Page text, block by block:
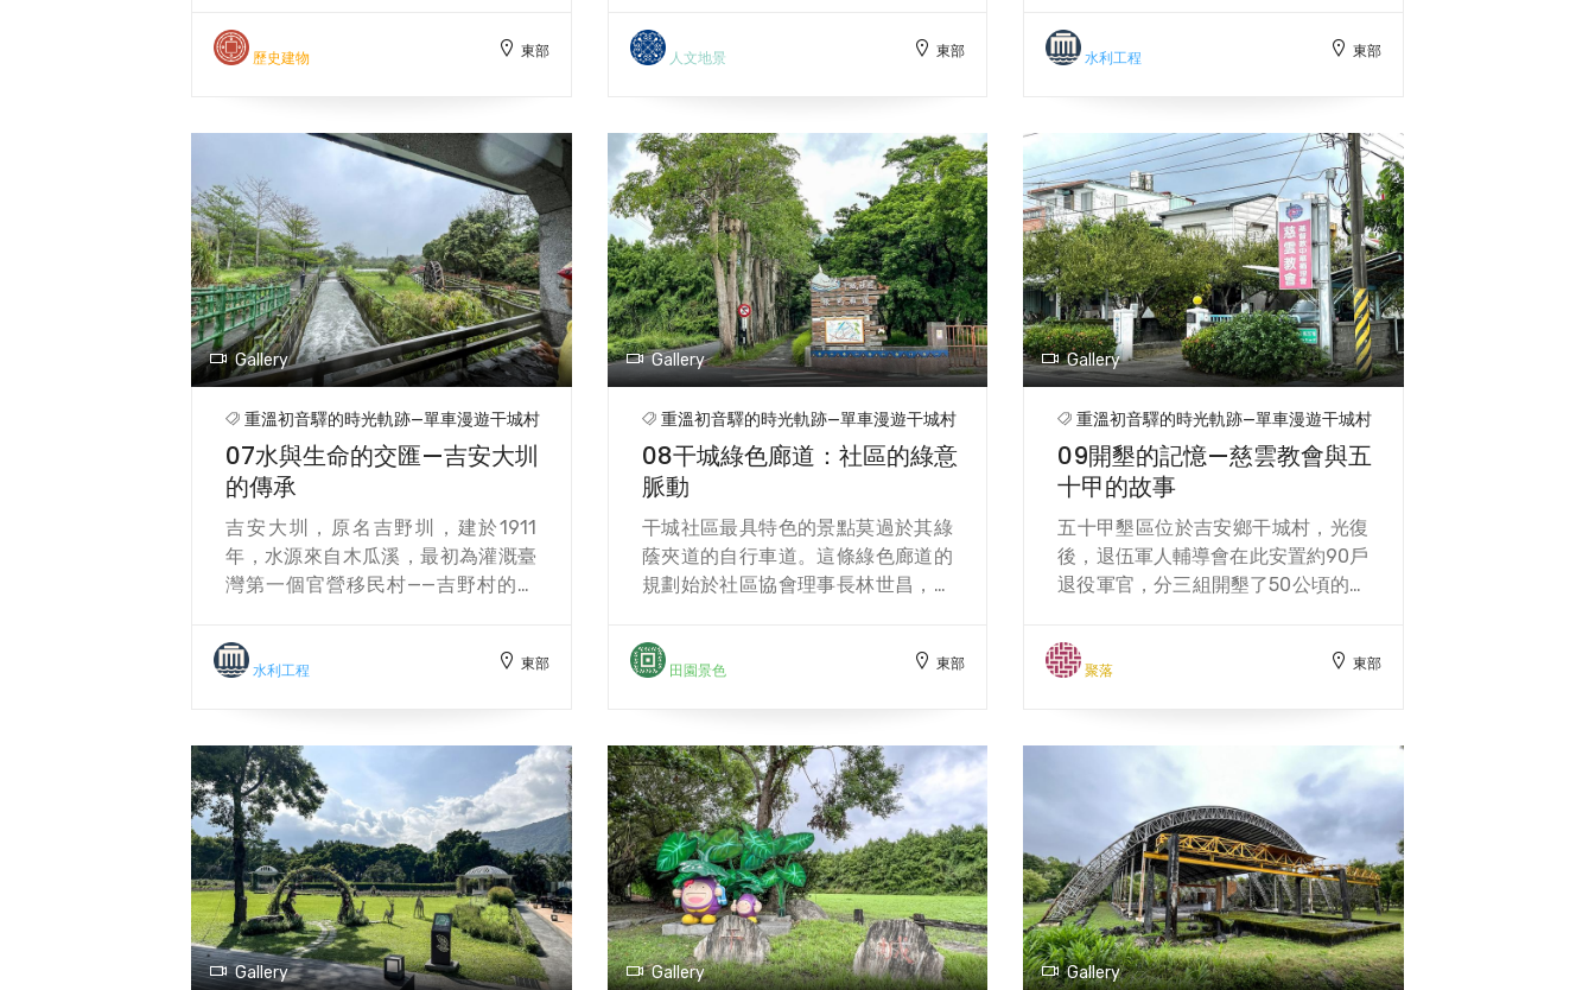
了觀光活力。公園的日常維護由干城
社區發展協會負責，使這片歷史與自
點。
「能高越橫斷道路基點」已不復存
在，但吉安鄉公所在此立了一座「能
修築時發現的1925年立水準點石碑，
作為當時測繪與道路建設的重要歷史
見證。
的東西兩側。日治時期，這條道路被
整治為警備道路，成為台灣第一條東
部的初音與西部的霧社。這條道路不
僅具有歷史意義，還成為1950年代台
電輸送東部電力到西部的重要路徑。
開鑿記念碑」與「殉職者之碑」。這
兩座紀念碑原先分立於臺九丙線道路
碑」前方，兩碑合併成為一處紀念地
標。 橫斷道路開鑿記念碑記載了這條
道路的修建過程。碑文記述了1917年
9月開始修築、1918年1月竣工的詳細
歷程，參與修路的工人多達3.6萬
人，警備員則有8500名，耗資4萬2
千圓。這條橫斷道路連接初音與奇萊
主山，見證了日治時期的重要開發工
程。殉職者之碑則用以紀念那些在修
員。碑文簡潔而莊重，記載了殉職者
的姓名，以表達對他們的尊敬與追
悼。 這條橫斷道路後來被命名為「能
高越嶺道」，是臺灣第一條橫越中央
山脈的東西向道路，最初是原住民賽
德克族與太魯閣族的行獵與貿易通
道。1917年，日治政府將其修築為正
道。戰後，中華民國政府延續這條道
路作為電力輸送線，將東部的電力輸
一部分。
歷史建物 東部
車向佛像祈禱，見佛像長期暴露於風
雨中，便募款建造小廟供奉。1996
牲。然而，西寧寺的所在地原為「深
堀神社」，該神社紀念1897年日治初
期深堀安一郎率隊進行中央山脈橫斷
道路及鐵道測量時遇害的事件。深堀
隊於奇萊山失聯，後確認遭遇襲擊被
原住民所擊殺，這段歷史深刻影響了
當地的發展。 西寧寺內供奉的不動明
王來自日治時期。根據文史工作者王
天送的口述，原有兩尊不動明王像，
附近的天王橋。戰後，住在初音的詹
姓人家將太魯閣的不動明王像移至初
音發電廠附近的日本人金子家中，另
一尊則被奉至豐田的碧蓮寺。如今，
西寧寺內供奉的正是來自太魯閣的不
動明王像。 西寧寺內的不動明王雕像
雕工精美，保存良好，是花蓮地區僅
當地重要的歷史文化遺產。2011年，
鄭家後代委託「中華三清弘道學會」
但不動明王像仍保留，見證這座寺廟
的歷史與信仰。
人文地景 東部
完工。吉野圳的水源來自木瓜溪，
1931年和1940年又進行兩次改修，延
成為吉安鄉至今的重要灌溉水源。 不
盡跌水井是1932年吉野圳擴建工程的
一部分，由錦織虎吉題字「不盡」(不
尽)，象徵「川流不息，取之不盡」。
這座跌水井的主要功能是減緩水流衝
擊，對水利調控具有重要價值，並成
為當地水利歷史中的重要標誌。由於
其歷史和文化價值，不盡跌水井被列
為歷史建築，象徵吉安地區農業發展
野圳新增了進水口、沉沙池、排放水
門、隧道及22座跌水井，並在1941年
將部分跌水井改建為初音發電廠（今
台電初英發電廠），發電後的尾水則
繼續用於灌溉，充分展現水利工程的
多功能性。今日，吉野圳與不盡跌水
井見證了吉安鄉的農業發展歷史，現
步其中，體驗這片土地的豐富歷史與
自然風貌。
水利工程 東部
Gallery
重溫初音驛的時光軌跡—單車漫遊干城村
07水與生命的交匯—吉安大圳
的傳承
吉安大圳，原名吉野圳，建於1911
年，水源來自木瓜溪，最初為灌溉臺
灣第一個官營移民村——吉野村的農
1940年的兩次擴建，延長了灌溉範
圍。戰後，吉野村更名為吉安村，吉
蓋面積達2500餘公頃，並局部供應
民生用水，對當地農業發展與居民生
活有著重要影響。 吉安大圳分線的涼
亭位於水圳分線處，涼亭旁設有石
碑，記載了吉安圳的歷史與重要工
程。該地區景色優美，沿著水圳的導
水路兩側林木繁茂，棲息著多種鳥
類、螢火蟲等動植物，生態環境十分
豐富。隨著導水路的老化，圳堤滲漏
水利工程 東部
Gallery
重溫初音驛的時光軌跡—單車漫遊干城村
08干城綠色廊道：社區的綠意
脈動
干城社區最具特色的景點莫過於其綠
蔭夾道的自行車道。這條綠色廊道的
規劃始於社區協會理事長林世昌，他
過快，且鄰近南華國小，急需一條步
行與自行車共用的安全道路。經過多
用。 廊道的建設過程中，地方居民全
程參與，從設計到顏色選擇皆由社區
共同決定，並融合了干城的歷史元
素，如伐木業鐵路、地名變遷和馬場
演變為畜牧場的故事。這條道路不僅
是功能性的綠色空間，也為當地提供
了安全的通學步道。 這條自行車道沿
途風景優美，穿越平原與種畜繁殖
場，遠處群山相映成趣，景色宜人。
田園景色 東部
Gallery
重溫初音驛的時光軌跡—單車漫遊干城村
09開墾的記憶—慈雲教會與五
十甲的故事
五十甲墾區位於吉安鄉干城村，光復
後，退伍軍人輔導會在此安置約90戶
退役軍官，分三組開墾了50公頃的土
聚落原稱為干城山莊，後來改名為干
城村，但在地人依舊習慣稱此地為五
場，後來轉為農場，成為當地居民的
工作與生活來源。慈雲教會建於1966
年，由德國傳教士創立，隨著五十甲
墾區的發展，逐漸成為居民的信仰中
心。墾區居民包含客家、閩南、原住
民和外省人，這些族群相互通婚並和
睦相處，形成了多元文化的社區。 墾
荒時期，居民面臨滿地的巨石與荒
地，清理土地成為他們最艱難的挑
聚落 東部
Gallery Gallery Gallery